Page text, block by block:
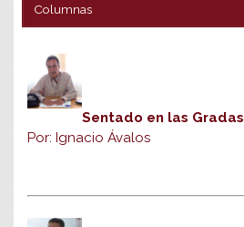
Columnas
Sentado en las Gradas
Por: Ignacio Ávalos